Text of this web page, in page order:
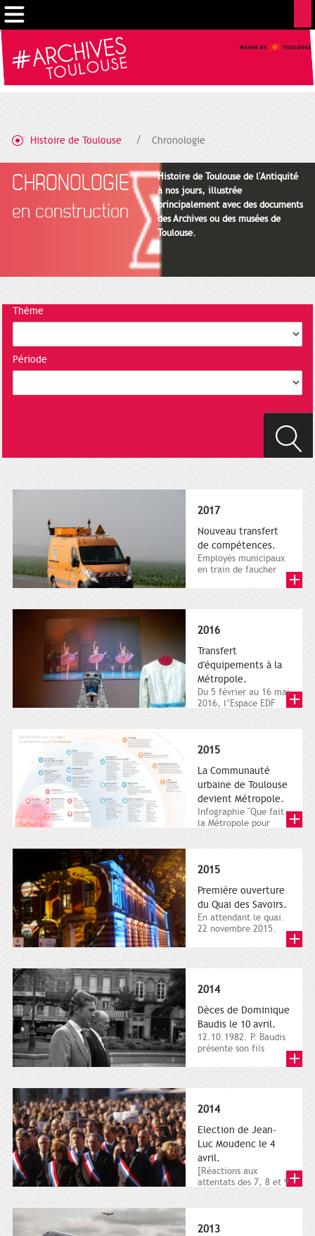
Histoire de Toulouse Chronologie
CHRONOLOGIE
en construction
Histoire de Toulouse de l'Antiquité
à nos jours, illustrée
principalement avec des documents
des Archives ou des musées de
Toulouse.
Thème
Période
2017
Nouveau transfert
de compétences.
Employés municipaux
en train de faucher
2016
Transfert
d'équipements à la
Métropole.
Du 5 février au 16 mai
2016, l’Espace EDF
2015
La Communauté
urbaine de Toulouse
devient Métropole.
Infographie "Que fait
la Métropole pour
2015
Première ouverture
du Quai des Savoirs.
En attendant le quai.
22 novembre 2015.
2014
Dèces de Dominique
Baudis le 10 avril.
12.10.1982. P. Baudis
présente son fils
2014
Election de Jean-
Luc Moudenc le 4
avril.
[Réactions aux
attentats des 7, 8 et 9
2013
Gestion de vos préférences sur les cookies